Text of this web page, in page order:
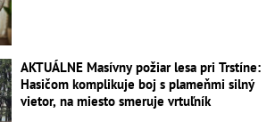
AKTUÁLNE Masívny požiar lesa pri Trstíne:
Hasičom komplikuje boj s plameňmi silný
vietor, na miesto smeruje vrtuľník